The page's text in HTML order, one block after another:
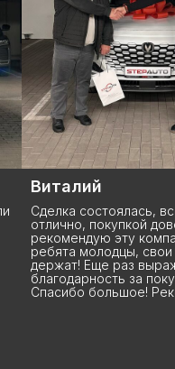
Виталий
Сделка состоялась,
отлично, покупкой
рекомендую эту
ребята молодцы, свои
держат! Еще раз
благодарность за
Спасибо большое!